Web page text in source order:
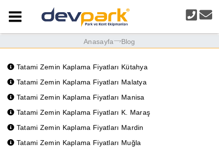
Anasayfa Blog
Tatami Zemin Kaplama Fiyatları Kütahya
Tatami Zemin Kaplama Fiyatları Malatya
Tatami Zemin Kaplama Fiyatları Manisa
Tatami Zemin Kaplama Fiyatları K. Maraş
Tatami Zemin Kaplama Fiyatları Mardin
Tatami Zemin Kaplama Fiyatları Muğla